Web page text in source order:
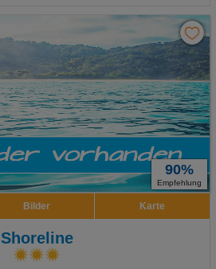
90%
Empfehlung
Bilder Karte
Shoreline